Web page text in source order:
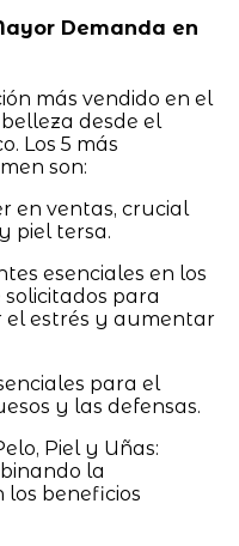
Demanda en
más vendido en el
desde el
Los 5 más
son:
en ventas, crucial
piel tersa.
esenciales en los
para
el estrés y aumentar
para el
y las defensas.
Piel y Uñas:
la
los beneficios